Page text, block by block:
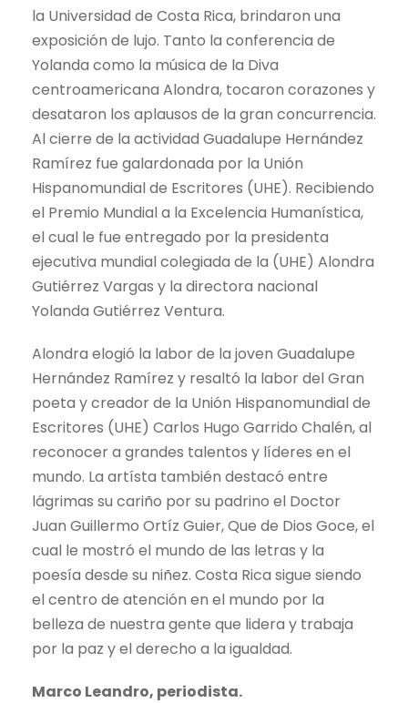
la Universidad de Costa Rica, brindaron una
exposición de lujo. Tanto la conferencia de
Yolanda como la música de la Diva
centroamericana Alondra, tocaron corazones y
desataron los aplausos de la gran concurrencia.
Al cierre de la actividad Guadalupe Hernández
Ramírez fue galardonada por la Unión
Hispanomundial de Escritores (UHE). Recibiendo
el Premio Mundial a la Excelencia Humanística,
el cual le fue entregado por la presidenta
ejecutiva mundial colegiada de la (UHE) Alondra
Gutiérrez Vargas y la directora nacional
Yolanda Gutiérrez Ventura.
Alondra elogió la labor de la joven Guadalupe
Hernández Ramírez y resaltó la labor del Gran
poeta y creador de la Unión Hispanomundial de
Escritores (UHE) Carlos Hugo Garrido Chalén, al
reconocer a grandes talentos y líderes en el
mundo. La artísta también destacó entre
lágrimas su cariño por su padrino el Doctor
Juan Guillermo Ortíz Guier, Que de Dios Goce, el
cual le mostró el mundo de las letras y la
poesía desde su niñez. Costa Rica sigue siendo
el centro de atención en el mundo por la
belleza de nuestra gente que lidera y trabaja
por la paz y el derecho a la igualdad.
Marco Leandro, periodista.